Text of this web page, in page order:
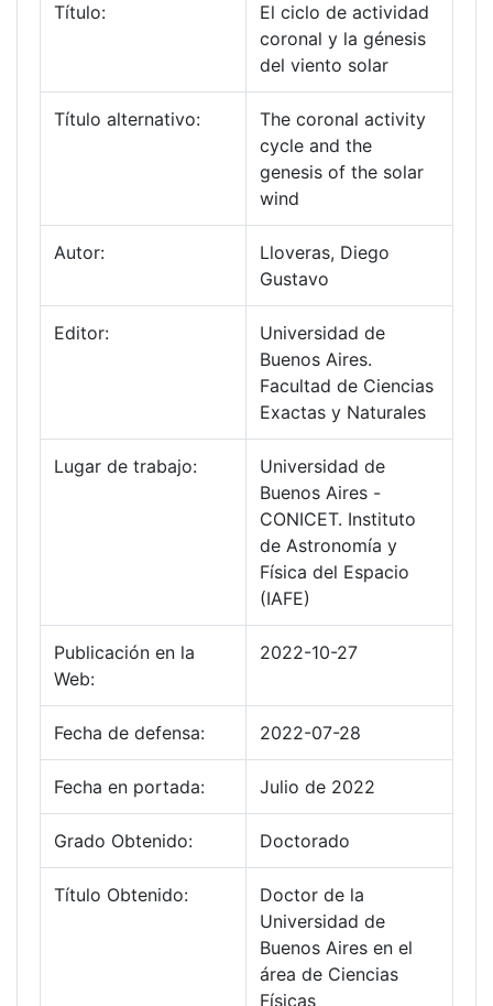
Título:
El ciclo de actividad
coronal y la génesis
del viento solar
Título alternativo:
The coronal activity
cycle and the
genesis of the solar
wind
Autor:
Lloveras, Diego
Gustavo
Editor:
Universidad de
Buenos Aires.
Facultad de Ciencias
Exactas y Naturales
Lugar de trabajo:
Universidad de
Buenos Aires -
CONICET. Instituto
de Astronomía y
Física del Espacio
(IAFE)
Publicación en la
Web:
2022-10-27
Fecha de defensa: 2022-07-28
Fecha en portada: Julio de 2022
Grado Obtenido: Doctorado
Título Obtenido:
Doctor de la
Universidad de
Buenos Aires en el
área de Ciencias
Físicas